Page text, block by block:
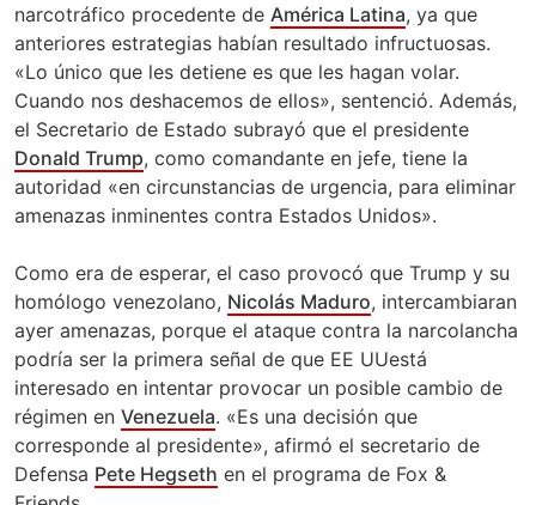
narcotráfico procedente de América Latina, ya que
anteriores estrategias habían resultado infructuosas.
«Lo único que les detiene es que les hagan volar.
Cuando nos deshacemos de ellos», sentenció. Además,
el Secretario de Estado subrayó que el presidente
Donald Trump, como comandante en jefe, tiene la
autoridad «en circunstancias de urgencia, para eliminar
amenazas inminentes contra Estados Unidos».
Como era de esperar, el caso provocó que Trump y su
homólogo venezolano, Nicolás Maduro, intercambiaran
ayer amenazas, porque el ataque contra la narcolancha
podría ser la primera señal de que EE UUestá
interesado en intentar provocar un posible cambio de
régimen en Venezuela. «Es una decisión que
corresponde al presidente», afirmó el secretario de
Defensa Pete Hegseth en el programa de Fox &